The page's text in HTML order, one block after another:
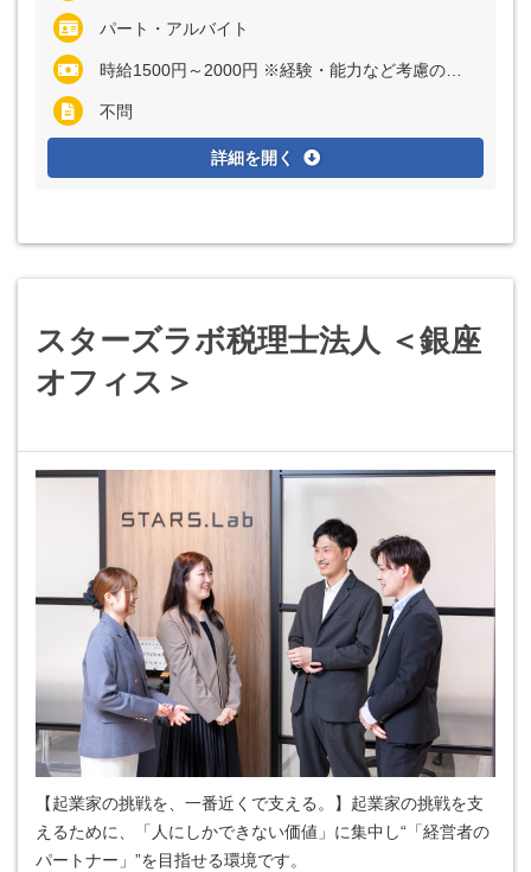
パート・アルバイト
時給1500円～2000円 ※経験・能力など考慮の上、決定いたします
不問
詳細を開く
スターズラボ税理士法人 ＜銀座
オフィス＞
【起業家の挑戦を、一番近くで支える。】起業家の挑戦を支
えるために、「人にしかできない価値」に集中し“「経営者の
パートナー」”を目指せる環境です。